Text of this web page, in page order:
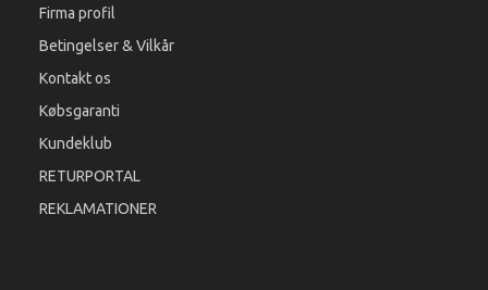
Firma profil
Betingelser & Vilkår
Kontakt os
Købsgaranti
Kundeklub
RETURPORTAL
REKLAMATIONER